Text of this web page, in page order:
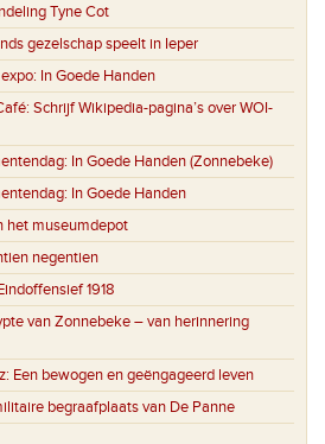
Tyne Cot
gezelschap speelt in Ieper
In Goede Handen
Schrijf Wikipedia-pagina’s over WOI-
In Goede Handen (Zonnebeke)
In Goede Handen
het museumdepot
negentien
1918
van Zonnebeke – van herinnering
Een bewogen en geëngageerd leven
begraafplaats van De Panne